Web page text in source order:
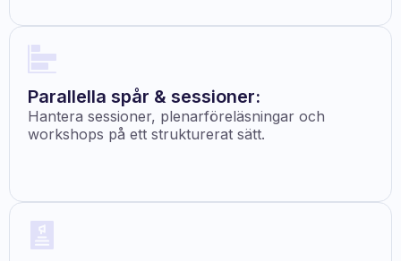
Parallella spår & sessioner:
Hantera sessioner, plenarföreläsningar och
workshops på ett strukturerat sätt.